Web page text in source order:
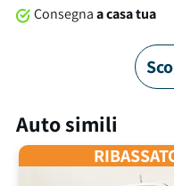
Consegnaa casa tua
Auto simili